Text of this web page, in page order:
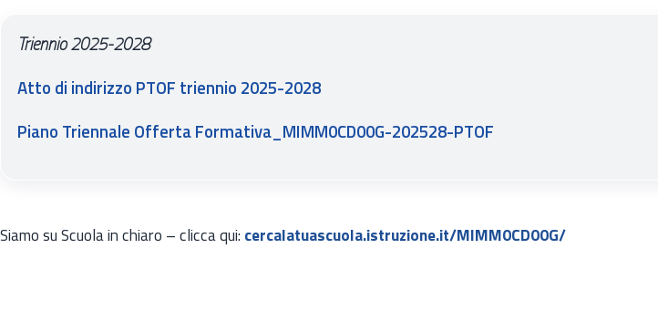
Triennio 2025-2028
Atto di indirizzo PTOF triennio 2025-2028
Piano Triennale Offerta Formativa_MIMM0CD00G-202528-PTOF
Siamo su Scuola in chiaro – clicca qui: cercalatuascuola.istruzione.it/MIMM0CD00G/